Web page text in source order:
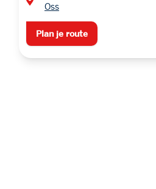
Oss
Plan je route